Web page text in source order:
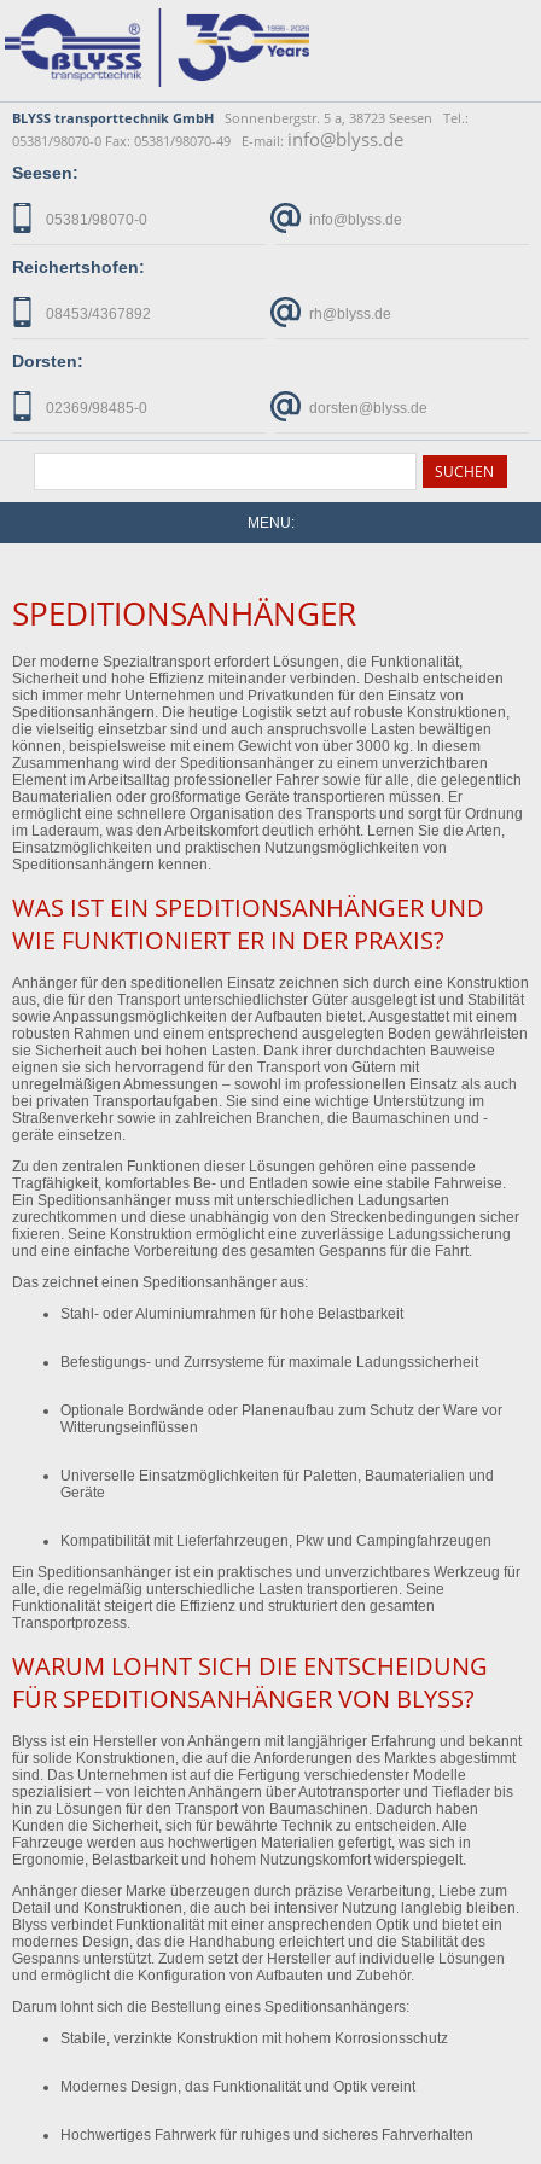
BLYSS transporttechnik GmbH Sonnenbergstr. 5 a, 38723 Seesen Tel.:
05381/98070-0 Fax: 05381/98070-49 E-mail: info@blyss.de
Seesen:
05381/98070-0 info@blyss.de
Reichertshofen:
08453/4367892 rh@blyss.de
Dorsten:
02369/98485-0 dorsten@blyss.de
MENU:
SPEDITIONSANHÄNGER
Der moderne Spezialtransport erfordert Lösungen, die Funktionalität,
Sicherheit und hohe Effizienz miteinander verbinden. Deshalb entscheiden
sich immer mehr Unternehmen und Privatkunden für den Einsatz von
Speditionsanhängern. Die heutige Logistik setzt auf robuste Konstruktionen,
die vielseitig einsetzbar sind und auch anspruchsvolle Lasten bewältigen
können, beispielsweise mit einem Gewicht von über 3000 kg. In diesem
Zusammenhang wird der Speditionsanhänger zu einem unverzichtbaren
Element im Arbeitsalltag professioneller Fahrer sowie für alle, die gelegentlich
Baumaterialien oder großformatige Geräte transportieren müssen. Er
ermöglicht eine schnellere Organisation des Transports und sorgt für Ordnung
im Laderaum, was den Arbeitskomfort deutlich erhöht. Lernen Sie die Arten,
Einsatzmöglichkeiten und praktischen Nutzungsmöglichkeiten von
Speditionsanhängern kennen.
WAS IST EIN SPEDITIONSANHÄNGER UND
WIE FUNKTIONIERT ER IN DER PRAXIS?
Anhänger für den speditionellen Einsatz zeichnen sich durch eine Konstruktion
aus, die für den Transport unterschiedlichster Güter ausgelegt ist und Stabilität
sowie Anpassungsmöglichkeiten der Aufbauten bietet. Ausgestattet mit einem
robusten Rahmen und einem entsprechend ausgelegten Boden gewährleisten
sie Sicherheit auch bei hohen Lasten. Dank ihrer durchdachten Bauweise
eignen sie sich hervorragend für den Transport von Gütern mit
unregelmäßigen Abmessungen – sowohl im professionellen Einsatz als auch
bei privaten Transportaufgaben. Sie sind eine wichtige Unterstützung im
Straßenverkehr sowie in zahlreichen Branchen, die Baumaschinen und -
geräte einsetzen.
Zu den zentralen Funktionen dieser Lösungen gehören eine passende
Tragfähigkeit, komfortables Be- und Entladen sowie eine stabile Fahrweise.
Ein Speditionsanhänger muss mit unterschiedlichen Ladungsarten
zurechtkommen und diese unabhängig von den Streckenbedingungen sicher
fixieren. Seine Konstruktion ermöglicht eine zuverlässige Ladungssicherung
und eine einfache Vorbereitung des gesamten Gespanns für die Fahrt.
Das zeichnet einen Speditionsanhänger aus:
Stahl- oder Aluminiumrahmen für hohe Belastbarkeit
Befestigungs- und Zurrsysteme für maximale Ladungssicherheit
Optionale Bordwände oder Planenaufbau zum Schutz der Ware vor
Witterungseinflüssen
Universelle Einsatzmöglichkeiten für Paletten, Baumaterialien und
Geräte
Kompatibilitätmit Lieferfahrzeugen, Pkw und Campingfahrzeugen
Ein Speditionsanhänger ist ein praktisches und unverzichtbares Werkzeug für
alle, die regelmäßig unterschiedliche Lasten transportieren. Seine
Funktionalität steigert die Effizienz und strukturiert den gesamten
Transportprozess.
WARUM LOHNT SICH DIE ENTSCHEIDUNG
FÜR SPEDITIONSANHÄNGER VON BLYSS?
Blyss ist ein Hersteller von Anhängern mit langjähriger Erfahrung und bekannt
für solide Konstruktionen, die auf die Anforderungen des Marktes abgestimmt
sind. Das Unternehmen ist auf die Fertigung verschiedenster Modelle
spezialisiert – von leichten Anhängern über Autotransporter und Tieflader bis
hin zu Lösungen für den Transport von Baumaschinen. Dadurch haben
Kunden die Sicherheit, sich für bewährte Technik zu entscheiden. Alle
Fahrzeuge werden aus hochwertigen Materialien gefertigt, was sich in
Ergonomie, Belastbarkeit und hohem Nutzungskomfort widerspiegelt.
Anhänger dieser Marke überzeugen durch präzise Verarbeitung, Liebe zum
Detail und Konstruktionen, die auch bei intensiver Nutzung langlebig bleiben.
Blyss verbindet Funktionalität mit einer ansprechenden Optik und bietet ein
modernes Design, das die Handhabung erleichtert und die Stabilität des
Gespanns unterstützt. Zudem setzt der Hersteller auf individuelle Lösungen
und ermöglicht die Konfiguration von Aufbauten und Zubehör.
Darum lohnt sich die Bestellung eines Speditionsanhängers:
Stabile, verzinkte Konstruktion mit hohem Korrosionsschutz
Modernes Design, das Funktionalität und Optik vereint
Hochwertiges Fahrwerk für ruhiges und sicheres Fahrverhalten